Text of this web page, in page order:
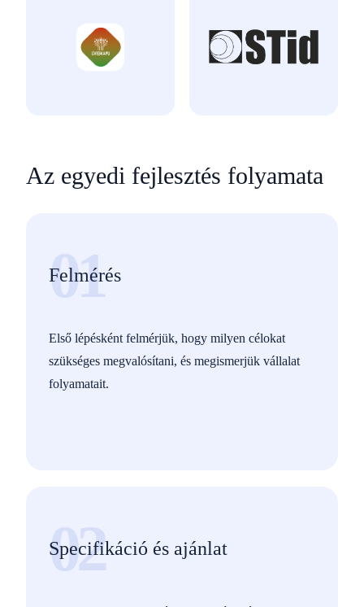
Az egyedi fejlesztés folyamata
01
Felmérés
Első lépésként felmérjük, hogy milyen célokat
szükséges megvalósítani, és megismerjük vállalat
folyamatait.
02
Specifikáció és ajánlat